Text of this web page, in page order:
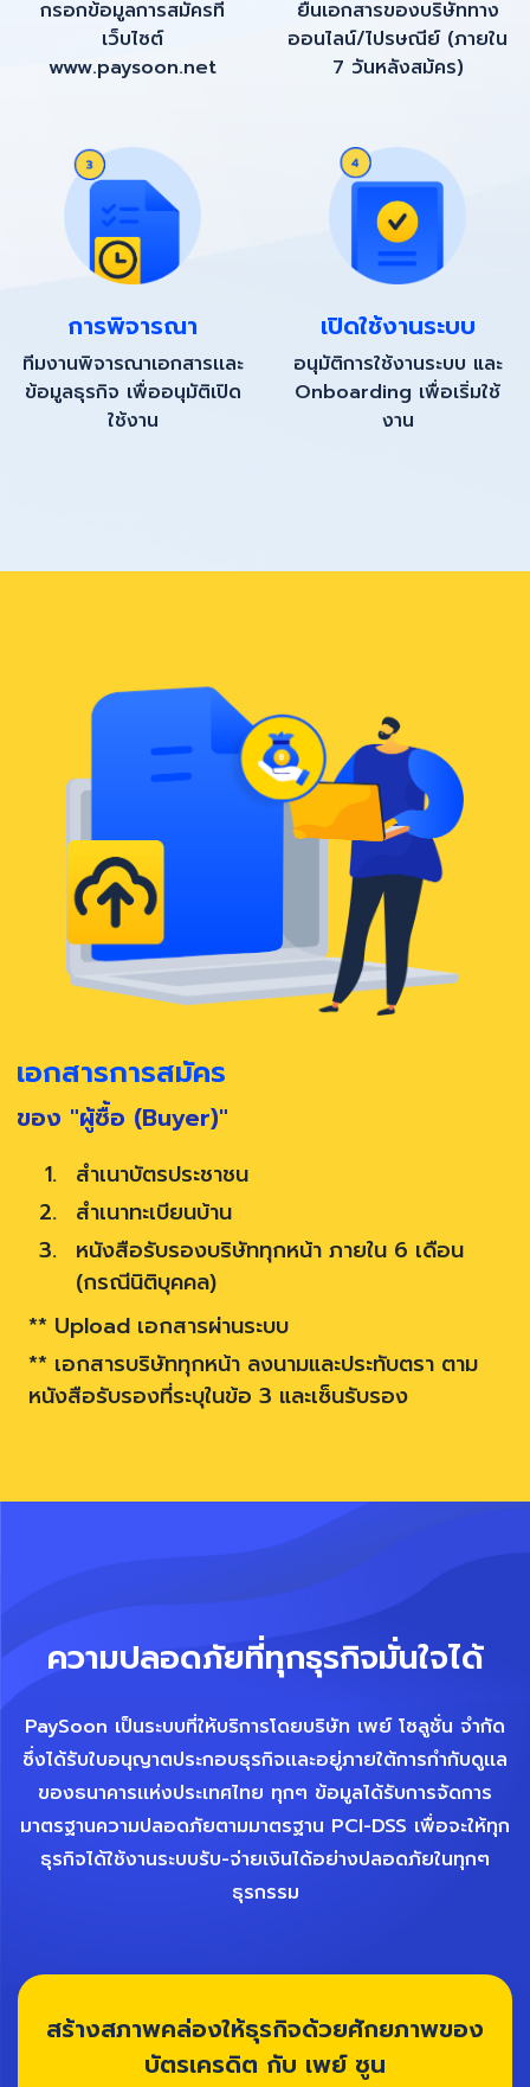
กรอกข้อมูลการสมัครที่
เว็บไซต์
www.paysoon.net
ยื่นเอกสารของบริษัททาง
ออนไลน์/ไปรษณีย์ (ภายใน
7 วันหลังสม้คร)
การพิจารณา
ทีมงานพิจารณาเอกสารเเละ
ข้อมูลธุรกิจ เพื่ออนุมัติเปิด
ใช้งาน
เปิดใช้งานระบบ
อนุมัติการใช้งานระบบ และ
Onboarding เพื่อเริ่มใช้
งาน
เอกสารการสมัคร
ของ "ผู้ซื้อ (Buyer)"
สำเนาบัตรประชาชน
สำเนาทะเบียนบ้าน
หนังสือรับรองบริษัททุกหน้า ภายใน 6 เดือน
(กรณีนิติบุคคล)
** Upload เอกสารผ่านระบบ
** เอกสารบริษัททุกหน้า ลงนามและประทับตรา ตาม
หนังสือรับรองที่ระบุในข้อ 3 และเซ็นรับรอง
ความปลอดภัยที่ทุกธุรกิจมั่นใจได้
PaySoon เป็นระบบที่ให้บริการโดยบริษัท เพย์ โซลูชั่น จำกัด
ซึ่งได้รับใบอนุญาตประกอบธุรกิจเเละอยู่ภายใต้การกำกับดูเเล
ของธนาคารเเห่งประเทศไทย ทุกๆ ข้อมูลได้รับการจัดการ
มาตรฐานความปลอดภัยตามมาตรฐาน PCI-DSS เพื่อจะให้ทุก
ธุรกิจได้ใช้งานระบบรับ-จ่ายเงินได้อย่างปลอดภัยในทุกๆ
ธุรกรรม
สร้างสภาพคล่องให้ธุรกิจด้วยศักยภาพของ
บัตรเครดิต กับ เพย์ ซูน